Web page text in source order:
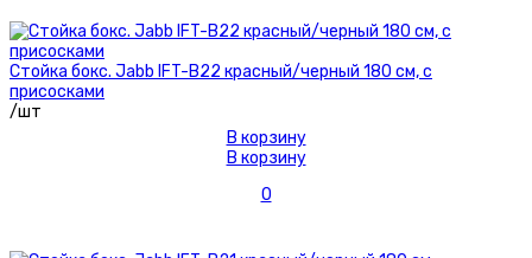
Стойка бокс. Jabb IFT-B22 красный/черный 180 см, с
присосками
/шт
В корзину
В корзину
0